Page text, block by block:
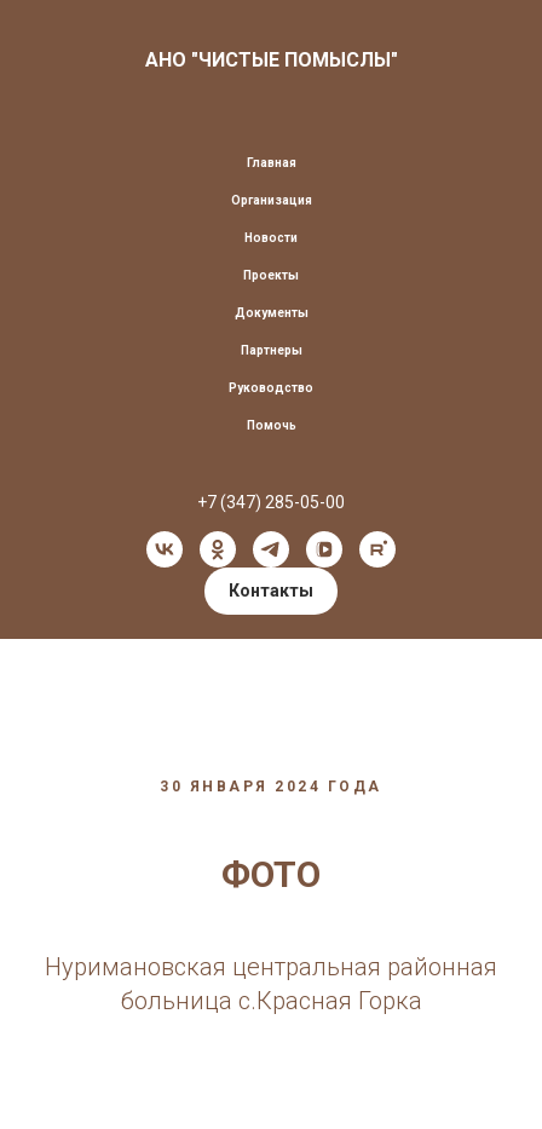
АНО "ЧИСТЫЕ ПОМЫСЛЫ"
Главная
Организация
Новости
Проекты
Документы
Партнеры
Руководство
Помочь
+7 (347) 285-05-00
Контакты
30 ЯНВАРЯ 2024 ГОДА
ФОТО
Нуримановская центральная районная
больница с.Красная Горка